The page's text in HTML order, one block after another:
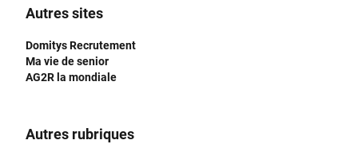
Autres sites
Domitys Recrutement
Ma vie de senior
AG2R la mondiale
Autres rubriques